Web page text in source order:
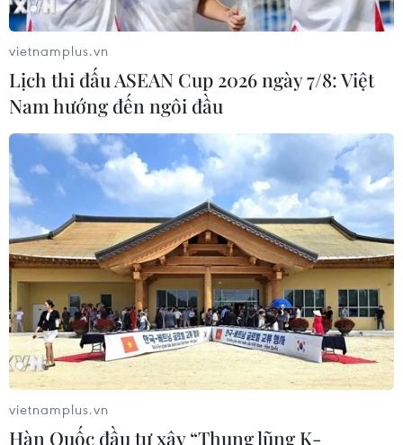
TIN LIÊN QUAN
HLV Philippe Troussier nói gì sau trận
thắng của Đội tuyển Việt Nam?
17/11/2023 00:57
HLV Philippe Troussier cho biết ông trân trọng thành quả
đạt được của các học trò, đồng thời nhấn mạnh chiến
thắng trước Philippines giúp Tuyển Việt Nam có sự
vietnamplus.vn
Lịch thi đấu ASEAN Cup 2026 ngày 7/8: Việt
Nam hướng đến ngôi đầu
vietnamplus.vn
Hàn Quốc đầu tư xây “Thung lũng K-